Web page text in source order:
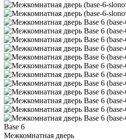
Base 6
Межкомнатная дверь